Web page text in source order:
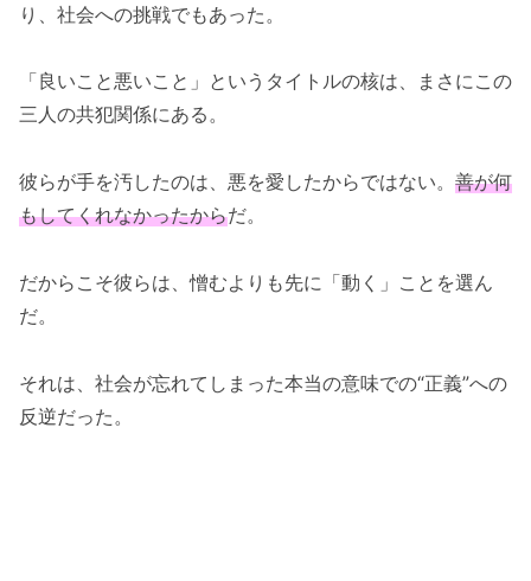
り、社会への挑戦でもあった。
「良いこと悪いこと」というタイトルの核は、まさにこの
三人の共犯関係にある。
彼らが手を汚したのは、悪を愛したからではない。 善が何
もしてくれなかったからだ。
だからこそ彼らは、憎むよりも先に「動く」ことを選ん
だ。
それは、社会が忘れてしまった本当の意味での“正義”への
反逆だった。